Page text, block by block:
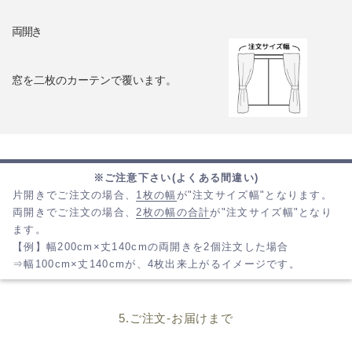
両開き
窓を二枚のカーテンで覆います。
※ご注意下さい(よくある間違い)
片開きでご注文の場合、 1枚の幅 が"注文サイズ幅"となります。
両開きでご注文の場合、 2枚の幅の合計が"注文サイズ幅"となり
ます。
【例】幅200cm×丈140cmの両開きを2個注文した場合
⇒幅100cm×丈140cmが、4枚出来上がるイメージです。
5.ご注文-お届けまで